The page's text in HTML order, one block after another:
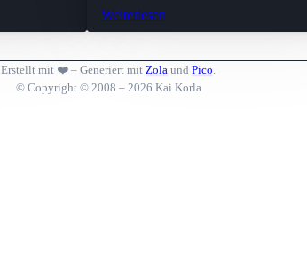
Weiterlesen
Erstellt mit ❤️ – Generiert mit Zola und Pico.
© Copyright © 2008 – 2026 Kai Korla